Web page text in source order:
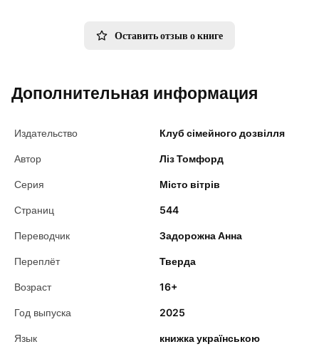
Оставить отзыв о книге
Дополнительная информация
Издательство Клуб сімейного дозвілля
Автор Ліз Томфорд
Серия Місто вітрів
Страниц 544
Переводчик Задорожна Анна
Переплёт Тверда
Возраст 16+
Год выпуска 2025
Язык книжка українською